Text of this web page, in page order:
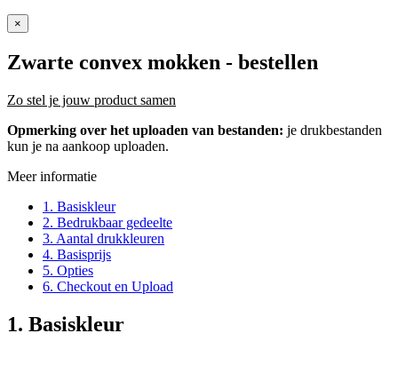
×
Zwarte convex mokken - bestellen
Zo stel je jouw product samen
Opmerking over het uploaden van bestanden: je drukbestanden
kun je na aankoop uploaden.
Meer informatie
1. Basiskleur
2. Bedrukbaar gedeelte
3. Aantal drukkleuren
4. Basisprijs
5. Opties
6. Checkout en Upload
1. Basiskleur